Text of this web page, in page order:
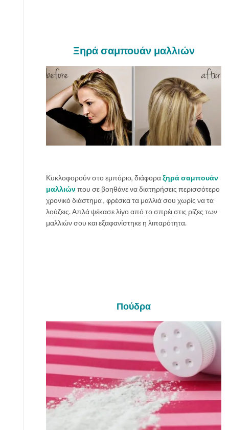
Ξηρά σαμπουάν μαλλιών
Κυκλοφορούν στο εμπόριο, διάφοραξηρά σαμπουάν
μαλλιώνπου σε βοηθάνε να διατηρήσεις περισσότερο
χρονικό διάστημα , φρέσκα τα μαλλιά σου χωρίς να τα
λούζεις. Απλά ψέκασε λίγο από το σπρέι στις ρίζες των
μαλλιών σου και εξαφανίστηκε η λιπαρότητα.
Πούδρα